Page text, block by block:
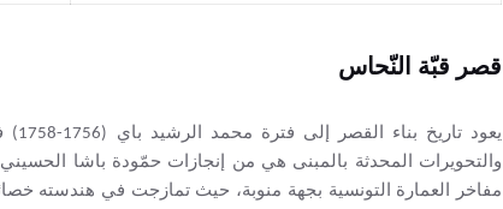
قصر قبّة النّحاس
مفاخر العمارة التونسية بجهة منوبة، حيث تمازجت في هندسته